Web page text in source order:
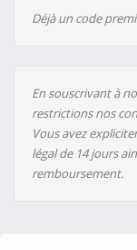
Déjà un code
En souscrivant à
restrictions nos
Vous avez
légal de 14 jours
remboursement.